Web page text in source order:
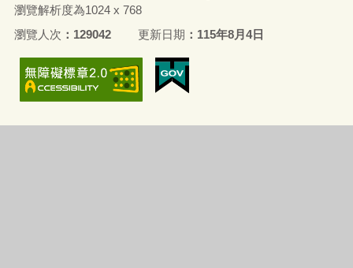
瀏覽解析度為1024 x 768
瀏覽人次
129042 更新日期 115年8月4日